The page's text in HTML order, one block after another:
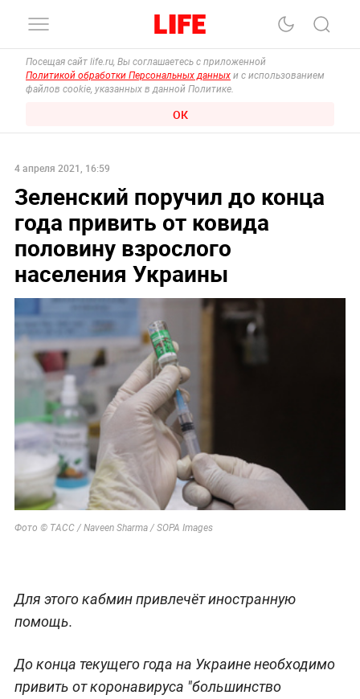
Посещая сайт life.ru, Вы соглашаетесь с приложенной
Политикой обработки Персональных данных и с использованием
файлов cookie, указанных в данной Политике.
ОК
4 апреля 2021, 16:59
Зеленский поручил до конца
года привить от ковида
половину взрослого
населения Украины
Фото © ТАСС / Naveen Sharma / SOPA Images
Для этого кабмин привлечёт иностранную
помощь.
До конца текущего года на Украине необходимо
привить от коронавируса "большинство